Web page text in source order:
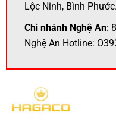
Lộc Ninh, Bình
Chi nhánh Nghệ An:
Nghệ An Hotline: